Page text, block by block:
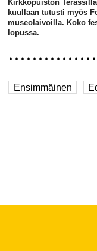
Kirkkopuiston
kuullaan tutusti myös
museolaivoilla. Koko
lopussa.
Ensimmäinen